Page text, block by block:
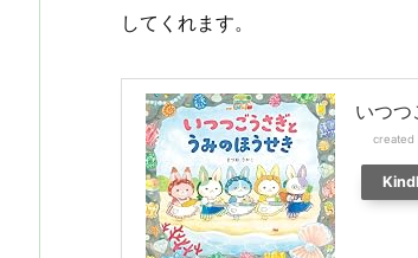
してくれます。
いつつ
created